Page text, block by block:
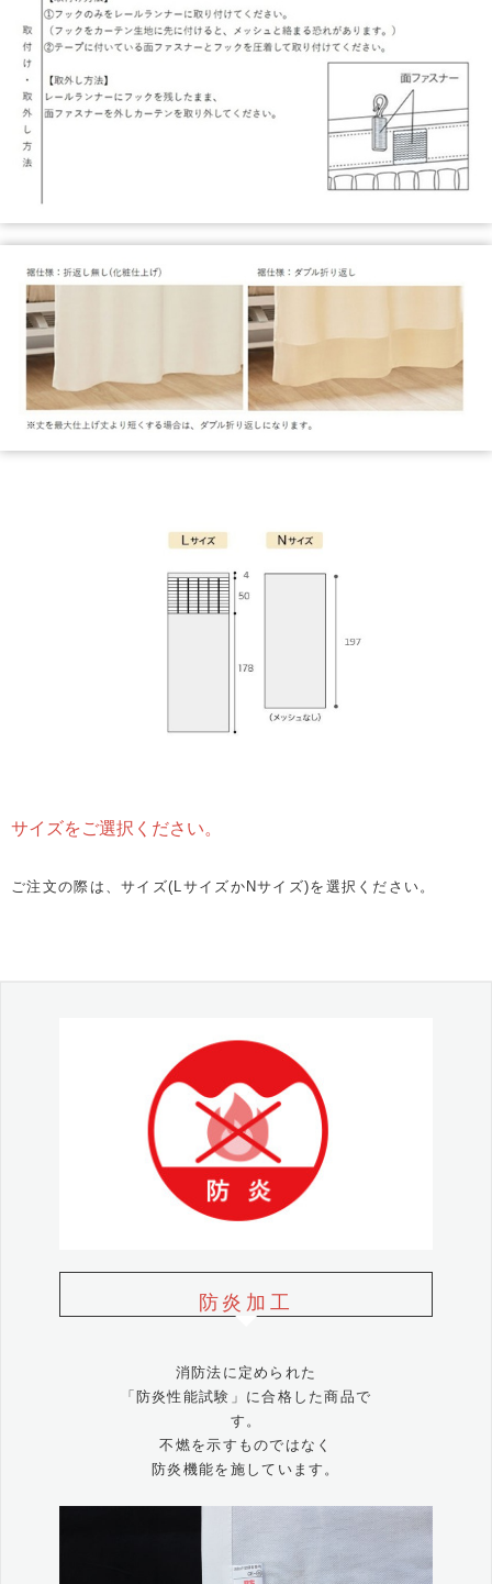
サイズをご選択ください。
ご注文の際は、サイズ(LサイズかNサイズ)を選択ください。
防炎加工
消防法に定められた
「防炎性能試験」に合格した商品で
す。
不燃を示すものではなく
防炎機能を施しています。